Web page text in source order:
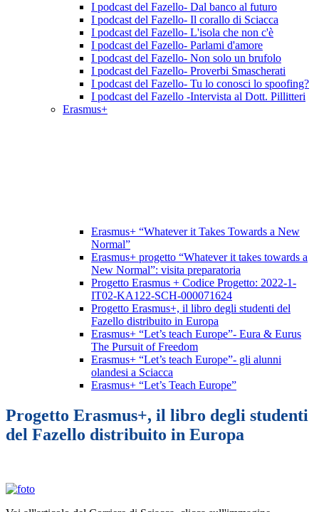
I podcast del Fazello- Dal banco al futuro
I podcast del Fazello- Il corallo di Sciacca
I podcast del Fazello- L'isola che non c'è
I podcast del Fazello- Parlami d'amore
I podcast del Fazello- Non solo un brufolo
I podcast del Fazello- Proverbi Smascherati
I podcast del Fazello- Tu lo conosci lo spoofing?
I podcast del Fazello -Intervista al Dott. Pillitteri
Erasmus+
Erasmus+ “Whatever it Takes Towards a New
Normal”
Erasmus+ progetto “Whatever it takes towards a
New Normal”: visita preparatoria
Progetto Erasmus + Codice Progetto: 2022-1-
IT02-KA122-SCH-000071624
Progetto Erasmus+, il libro degli studenti del
Fazello distribuito in Europa
Erasmus+ “Let’s teach Europe”- Eura & Eurus
The Pursuit of Freedom
Erasmus+ “Let’s teach Europe”- gli alunni
olandesi a Sciacca
Erasmus+ “Let’s Teach Europe”
Progetto Erasmus+, il libro degli studenti
del Fazello distribuito in Europa